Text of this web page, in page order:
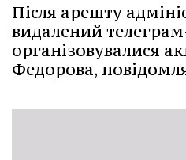
Після арешту
видалений
організовувалися
Федорова,